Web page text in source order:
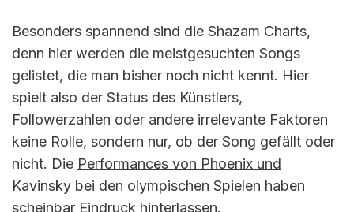
Besonders spannend sind die Shazam Charts,
denn hier werden die meistgesuchten Songs
gelistet, die man bisher noch nicht kennt. Hier
spielt also der Status des Künstlers,
Followerzahlen oder andere irrelevante Faktoren
keine Rolle, sondern nur, ob der Song gefällt oder
nicht. Die Performances von Phoenix und
Kavinsky bei den olympischen Spielen haben
scheinbar Eindruck hinterlassen.